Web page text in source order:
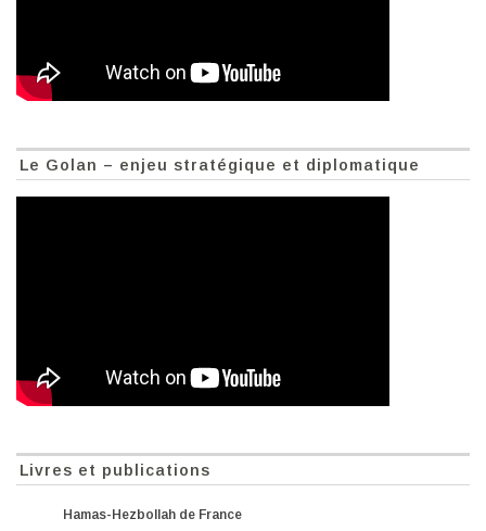
Le Golan – enjeu stratégique et diplomatique
Livres et publications
Hamas-Hezbollah de France